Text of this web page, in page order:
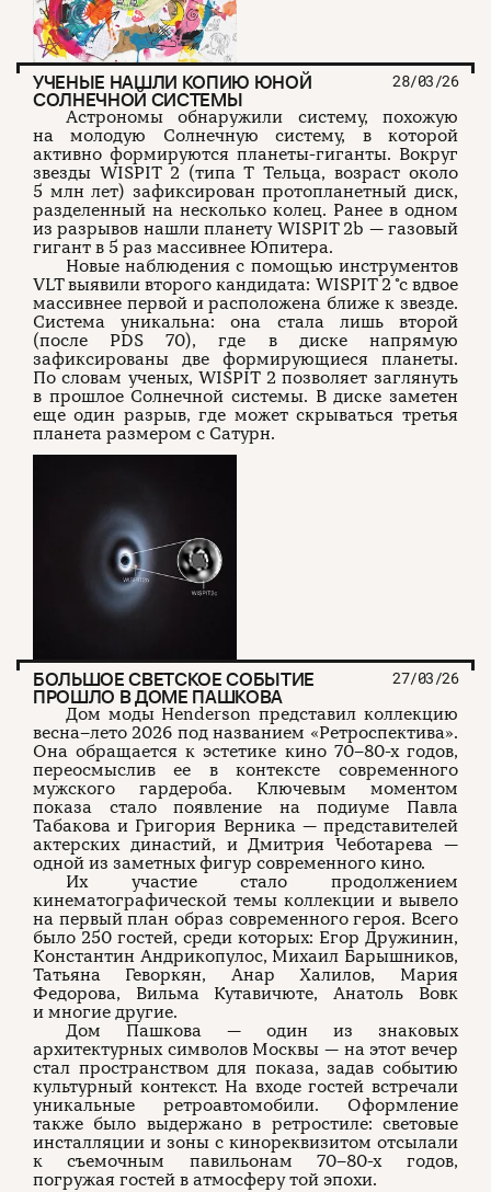
УЧЕНЫЕ НАШЛИ КОПИЮ ЮНОЙ
СОЛНЕЧНОЙ СИСТЕМЫ
28/03/26
Астрономы обнаружили систему, похожую
на молодую Солнечную систему, в которой
активно формируются планеты-гиганты. Вокруг
звезды WISPIT 2 (типа T Тельца, возраст около
5 млн лет) зафиксирован протопланетный диск,
разделенный на несколько колец. Ранее в одном
из разрывов нашли планету WISPIT 2b — газовый
гигант в 5 раз массивнее Юпитера.
Новые наблюдения с помощью инструментов
VLT выявили второго кандидата: WISPIT 2 °c вдвое
массивнее первой и расположена ближе к звезде.
Система уникальна: она стала лишь второй
(после PDS 70), где в диске напрямую
зафиксированы две формирующиеся планеты.
По словам ученых, WISPIT 2 позволяет заглянуть
в прошлое Солнечной системы. В диске заметен
еще один разрыв, где может скрываться третья
планета размером с Сатурн.
БОЛЬШОЕ СВЕТСКОЕ СОБЫТИЕ
ПРОШЛО В ДОМЕ ПАШКОВА
27/03/26
Дом моды Henderson представил коллекцию
весна–лето 2026 под названием «Ретроспектива».
Она обращается к эстетике кино 70–80-х годов,
переосмыслив ее в контексте современного
мужского гардероба. Ключевым моментом
показа стало появление на подиуме Павла
Табакова и Григория Верника — представителей
актерских династий, и Дмитрия Чеботарева —
одной из заметных фигур современного кино.
Их участие стало продолжением
кинематографической темы коллекции и вывело
на первый план образ современного героя. Всего
было 250 гостей, среди которых: Егор Дружинин,
Константин Андрикопулос, Михаил Барышников,
Татьяна Геворкян, Анар Халилов, Мария
Федорова, Вильма Кутавичюте, Анатоль Вовк
и многие другие.
Дом Пашкова — один из знаковых
архитектурных символов Москвы — на этот вечер
стал пространством для показа, задав событию
культурный контекст. На входе гостей встречали
уникальные ретроавтомобили. Оформление
также было выдержано в ретростиле: световые
инсталляции и зоны с кинореквизитом отсылали
к съемочным павильонам 70–80-х годов,
погружая гостей в атмосферу той эпохи.